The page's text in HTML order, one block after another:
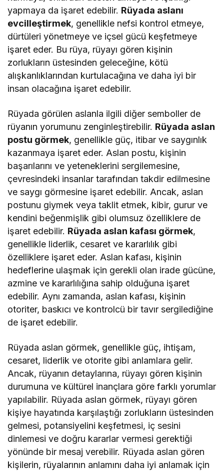
yapmaya da işaret edebilir. Rüyada aslanı
evcilleştirmek, genellikle nefsi kontrol etmeye,
dürtüleri yönetmeye ve içsel gücü keşfetmeye
işaret eder. Bu rüya, rüyayı gören kişinin
zorlukların üstesinden geleceğine, kötü
alışkanlıklarından kurtulacağına ve daha iyi bir
insan olacağına işaret edebilir.
Rüyada görülen aslanla ilgili diğer semboller de
rüyanın yorumunu zenginleştirebilir. Rüyada aslan
postu görmek, genellikle güç, itibar ve saygınlık
kazanmaya işaret eder. Aslan postu, kişinin
başarılarını ve yeteneklerini sergilemesine,
çevresindeki insanlar tarafından takdir edilmesine
ve saygı görmesine işaret edebilir. Ancak, aslan
postunu giymek veya taklit etmek, kibir, gurur ve
kendini beğenmişlik gibi olumsuz özelliklere de
işaret edebilir. Rüyada aslan kafası görmek,
genellikle liderlik, cesaret ve kararlılık gibi
özelliklere işaret eder. Aslan kafası, kişinin
hedeflerine ulaşmak için gerekli olan irade gücüne,
azmine ve kararlılığına sahip olduğuna işaret
edebilir. Aynı zamanda, aslan kafası, kişinin
otoriter, baskıcı ve kontrolcü bir tavır sergilediğine
de işaret edebilir.
Rüyada aslan görmek, genellikle güç, ihtişam,
cesaret, liderlik ve otorite gibi anlamlara gelir.
Ancak, rüyanın detaylarına, rüyayı gören kişinin
durumuna ve kültürel inançlara göre farklı yorumlar
yapılabilir. Rüyada aslan görmek, rüyayı gören
kişiye hayatında karşılaştığı zorlukların üstesinden
gelmesi, potansiyelini keşfetmesi, iç sesini
dinlemesi ve doğru kararlar vermesi gerektiği
yönünde bir mesaj verebilir. Rüyada aslan gören
kişilerin, rüyalarının anlamını daha iyi anlamak için